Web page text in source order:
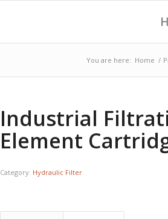
You are here: Home /
Industrial
Element
Category: Hydraulic Filter